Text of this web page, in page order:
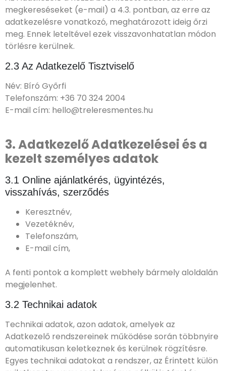
megkereséseket (e-mail) a 4.3. pontban, az erre az
adatkezelésre vonatkozó, meghatározott ideig őrzi
meg. Ennek leteltével ezek visszavonhatatlan módon
törlésre kerülnek.
2.3 Az Adatkezelő Tisztviselő
Név: Bíró Győrfi
Telefonszám: +36 70 324 2004
E-mail cím: hello@treleresmentes.hu
3. Adatkezelő Adatkezelései és a
kezelt személyes adatok
3.1 Online ajánlatkérés, ügyintézés,
visszahívás, szerződés
Keresztnév,
Vezetéknév,
Telefonszám,
E-mail cím,
A fenti pontok a komplett webhely bármely aloldalán
megjelenhet.
3.2 Technikai adatok
Technikai adatok, azon adatok, amelyek az
Adatkezelő rendszereinek működése során többnyire
automatikusan keletkeznek és kerülnek rögzítésre.
Egyes technikai adatokat a rendszer, az Érintett külön